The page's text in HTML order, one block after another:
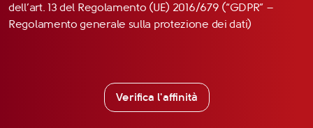
dell’art. 13 del Regolamento (UE) 2016/679 (“GDPR” –
Regolamento generale sulla protezione dei dati)
Verifica l'affinità